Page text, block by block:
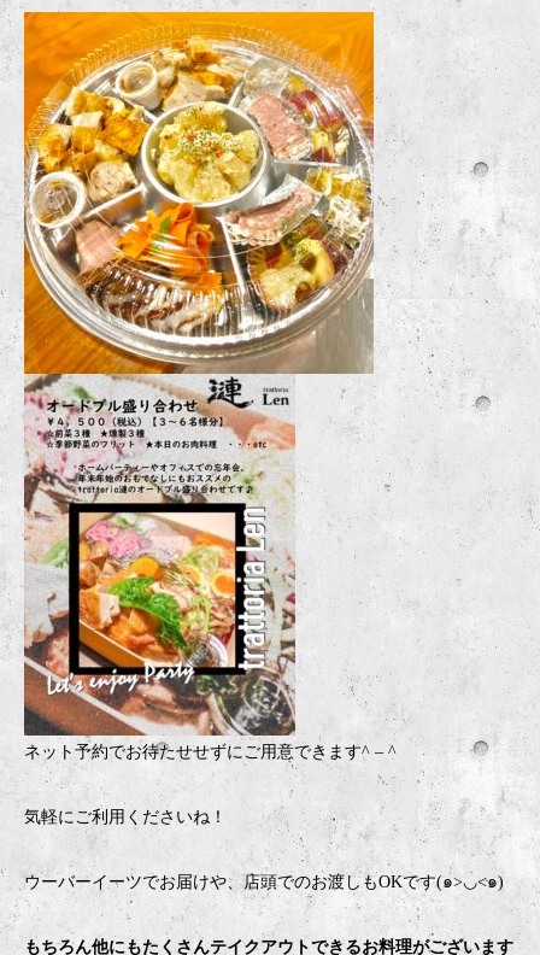
ネット予約でお待たせせずにご用意できます^ – ^
気軽にご利用くださいね！
ウーバーイーツでお届けや、店頭でのお渡しもOKです(๑>◡<๑)
もちろん他にもたくさんテイクアウトできるお料理がございます